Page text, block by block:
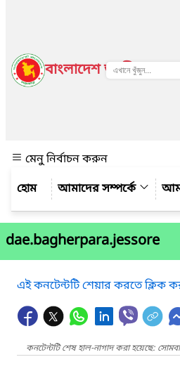
বাংলাদেশ জাতীয় তথ্য
মেনু নির্বাচন করুন
আমাদের সম্পর্কে
dae.bagherpara.jessore
এই কনটেন্টটি শেয়ার করতে ক্লিক
কনটেন্টটি শেষ হাল-নাগাদ করা হয়েছে: